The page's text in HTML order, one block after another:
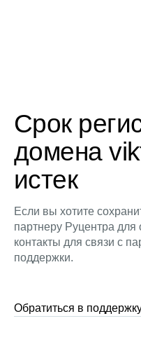
Срок
домена
истек
Если вы хотите
партнеру Руцентра
контакты для связи с
поддержки.
Обратиться в